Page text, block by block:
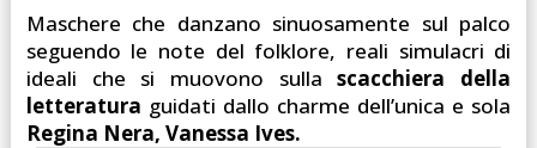
Maschere che danzano sinuosamente sul palco
seguendo le note del folklore, reali simulacri di
ideali che si muovono sullascacchiera della
letteratura guidati dallo charme dell’unica e sola
Regina Nera, Vanessa Ives.